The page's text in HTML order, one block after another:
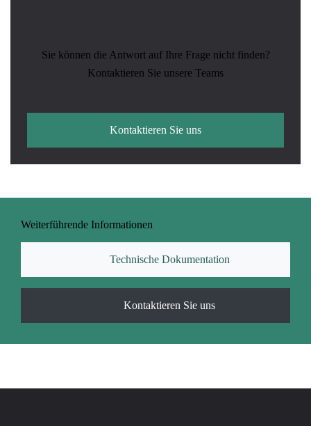
Sie können die Antwort auf Ihre Frage nicht finden?
Kontaktieren Sie unsere Teams
Kontaktieren Sie uns
Weiterführende Informationen
Technische Dokumentation
Kontaktieren Sie uns